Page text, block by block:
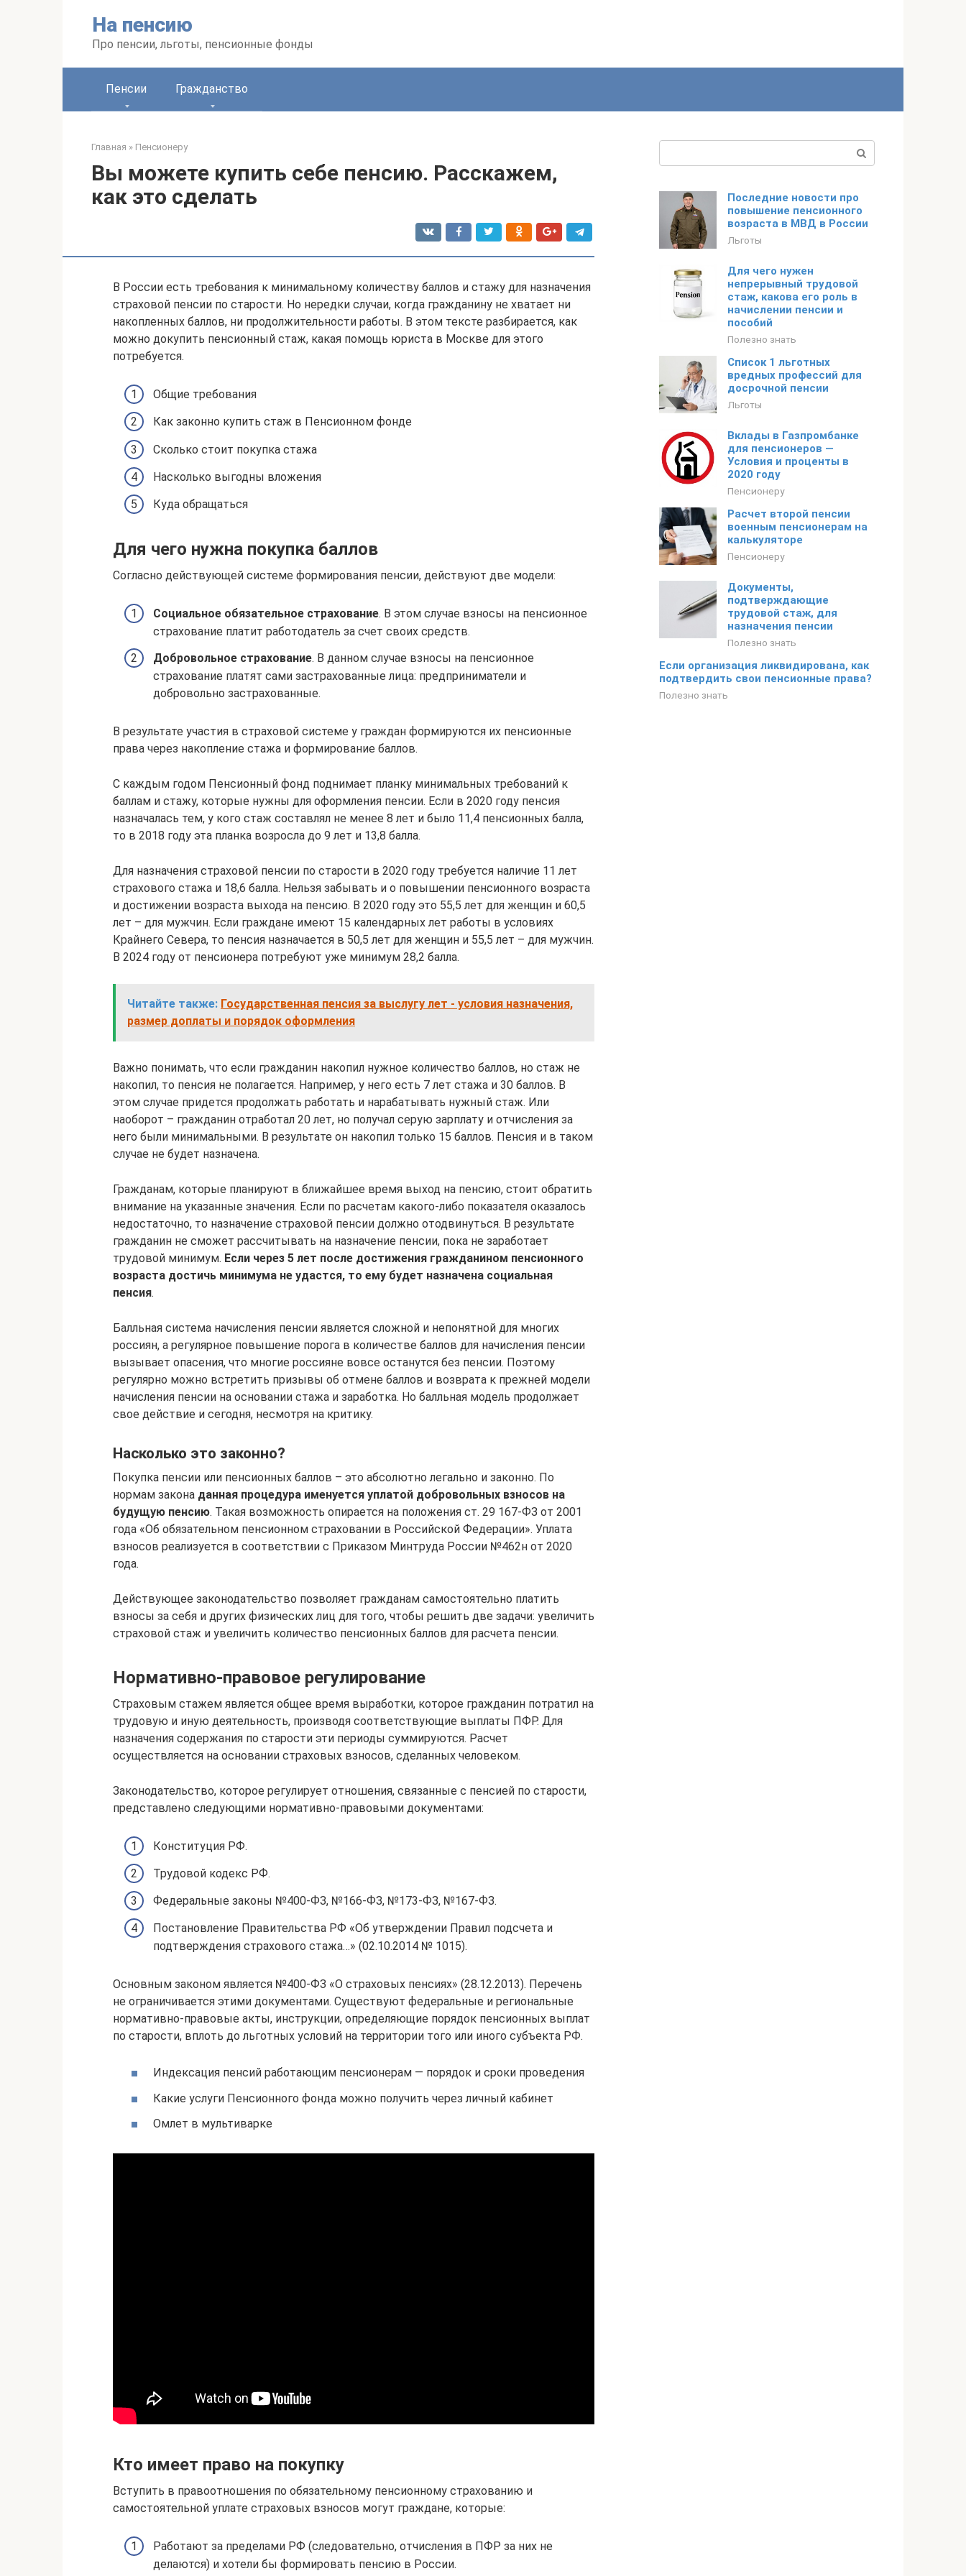
На пенсию
Про пенсии, льготы, пенсионные фонды
Пенсии Гражданство
Главная » Пенсионеру
Вы можете купить себе пенсию. Расскажем,
как это сделать
В России есть требования к минимальному количеству баллов и стажу для назначения
страховой пенсии по старости. Но нередки случаи, когда гражданину не хватает ни
накопленных баллов, ни продолжительности работы. В этом тексте разбирается, как
можно докупить пенсионный стаж, какая помощь юриста в Москве для этого
потребуется.
Общие требования
Как законно купить стаж в Пенсионном фонде
Сколько стоит покупка стажа
Насколько выгодны вложения
Куда обращаться
Для чего нужна покупка баллов
Согласно действующей системе формирования пенсии, действуют две модели:
Социальное обязательное страхование. В этом случае взносы на пенсионное
страхование платит работодатель за счет своих средств.
Добровольное страхование. В данном случае взносы на пенсионное
страхование платят сами застрахованные лица: предприниматели и
добровольно застрахованные.
В результате участия в страховой системе у граждан формируются их пенсионные
права через накопление стажа и формирование баллов.
С каждым годом Пенсионный фонд поднимает планку минимальных требований к
баллам и стажу, которые нужны для оформления пенсии. Если в 2020 году пенсия
назначалась тем, у кого стаж составлял не менее 8 лет и было 11,4 пенсионных балла,
то в 2018 году эта планка возросла до 9 лет и 13,8 балла.
Для назначения страховой пенсии по старости в 2020 году требуется наличие 11 лет
страхового стажа и 18,6 балла. Нельзя забывать и о повышении пенсионного возраста
и достижении возраста выхода на пенсию. В 2020 году это 55,5 лет для женщин и 60,5
лет – для мужчин. Если граждане имеют 15 календарных лет работы в условиях
Крайнего Севера, то пенсия назначается в 50,5 лет для женщин и 55,5 лет – для мужчин.
В 2024 году от пенсионера потребуют уже минимум 28,2 балла.
Читайте также: Государственная пенсия за выслугу лет - условия назначения,
размер доплаты и порядок оформления
Важно понимать, что если гражданин накопил нужное количество баллов, но стаж не
накопил, то пенсия не полагается. Например, у него есть 7 лет стажа и 30 баллов. В
этом случае придется продолжать работать и нарабатывать нужный стаж. Или
наоборот – гражданин отработал 20 лет, но получал серую зарплату и отчисления за
него были минимальными. В результате он накопил только 15 баллов. Пенсия и в таком
случае не будет назначена.
Гражданам, которые планируют в ближайшее время выход на пенсию, стоит обратить
внимание на указанные значения. Если по расчетам какого-либо показателя оказалось
недостаточно, то назначение страховой пенсии должно отодвинуться. В результате
гражданин не сможет рассчитывать на назначение пенсии, пока не заработает
трудовой минимум. Если через 5 лет после достижения гражданином пенсионного
возраста достичь минимума не удастся, то ему будет назначена социальная
пенсия.
Балльная система начисления пенсии является сложной и непонятной для многих
россиян, а регулярное повышение порога в количестве баллов для начисления пенсии
вызывает опасения, что многие россияне вовсе останутся без пенсии. Поэтому
регулярно можно встретить призывы об отмене баллов и возврата к прежней модели
начисления пенсии на основании стажа и заработка. Но балльная модель продолжает
свое действие и сегодня, несмотря на критику.
Насколько это законно?
Покупка пенсии или пенсионных баллов – это абсолютно легально и законно. По
нормам закона данная процедура именуется уплатой добровольных взносов на
будущую пенсию. Такая возможность опирается на положения ст. 29 167-ФЗ от 2001
года «Об обязательном пенсионном страховании в Российской Федерации». Уплата
взносов реализуется в соответствии с Приказом Минтруда России №462н от 2020
года.
Действующее законодательство позволяет гражданам самостоятельно платить
взносы за себя и других физических лиц для того, чтобы решить две задачи: увеличить
страховой стаж и увеличить количество пенсионных баллов для расчета пенсии.
Нормативно-правовое регулирование
Страховым стажем является общее время выработки, которое гражданин потратил на
трудовую и иную деятельность, производя соответствующие выплаты ПФР. Для
назначения содержания по старости эти периоды суммируются. Расчет
осуществляется на основании страховых взносов, сделанных человеком.
Законодательство, которое регулирует отношения, связанные с пенсией по старости,
представлено следующими нормативно-правовыми документами:
Конституция РФ.
Трудовой кодекс РФ.
Федеральные законы №400-ФЗ, №166-ФЗ, №173-ФЗ, №167-ФЗ.
Постановление Правительства РФ «Об утверждении Правил подсчета и
подтверждения страхового стажа…» (02.10.2014 № 1015).
Основным законом является №400-ФЗ «О страховых пенсиях» (28.12.2013). Перечень
не ограничивается этими документами. Существуют федеральные и региональные
нормативно-правовые акты, инструкции, определяющие порядок пенсионных выплат
по старости, вплоть до льготных условий на территории того или иного субъекта РФ.
Индексация пенсий работающим пенсионерам — порядок и сроки проведения
Какие услуги Пенсионного фонда можно получить через личный кабинет
Омлет в мультиварке
Кто имеет право на покупку
Вступить в правоотношения по обязательному пенсионному страхованию и
самостоятельной уплате страховых взносов могут граждане, которые:
Работают за пределами РФ (следовательно, отчисления в ПФР за них не
делаются) и хотели бы формировать пенсию в России.
Последние новости про
повышение пенсионного
возраста в МВД в России
Льготы
Для чего нужен
непрерывный трудовой
стаж, какова его роль в
начислении пенсии и
пособий
Полезно знать
Список 1 льготных
вредных профессий для
досрочной пенсии
Льготы
Вклады в Газпромбанке
для пенсионеров —
Условия и проценты в
2020 году
Пенсионеру
Расчет второй пенсии
военным пенсионерам на
калькуляторе
Пенсионеру
Документы,
подтверждающие
трудовой стаж, для
назначения пенсии
Полезно знать
Если организация ликвидирована, как
подтвердить свои пенсионные права?
Полезно знать